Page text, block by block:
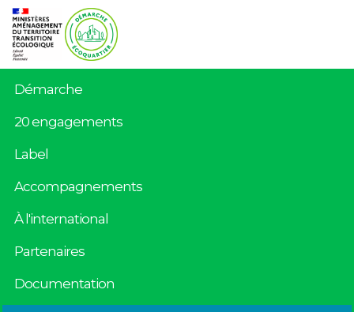
Démarche
20 engagements
Label
Accompagnements
À l'international
Partenaires
Documentation